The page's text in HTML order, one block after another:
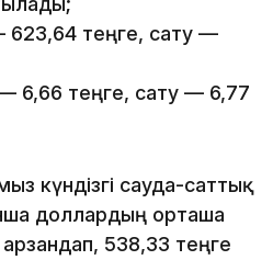
теңге, сату —
6,66 теңге, сату — 6,77
күндізгі сауда-саттық
доллардың орташа
538,33 теңге